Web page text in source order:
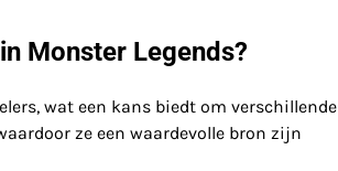
Monster Legends?
wat een kans biedt om verschillende
ze een waardevolle bron zijn